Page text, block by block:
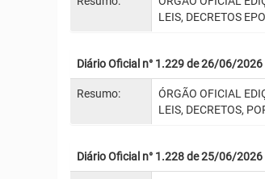
LEIS, DECRETOS
Diário Oficial n° 1.229 de 26/06/2026
Resumo:
ÓRGÃO OFICIAL
LEIS, DECRETOS,
Diário Oficial n° 1.228 de 25/06/2026